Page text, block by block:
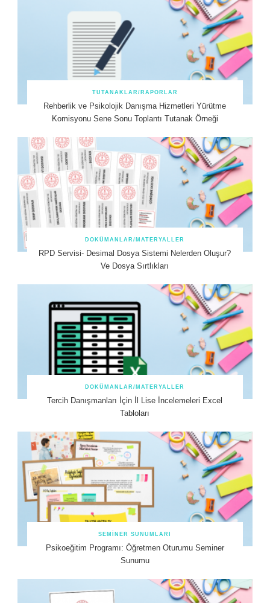
TUTANAKLAR/RAPORLAR
Rehberlik ve Psikolojik Danışma Hizmetleri Yürütme
Komisyonu Sene Sonu Toplantı Tutanak Örneği
DOKÜMANLAR/MATERYALLER
RPD Servisi- Desimal Dosya Sistemi Nelerden Oluşur?
Ve Dosya Sırtlıkları
DOKÜMANLAR/MATERYALLER
Tercih Danışmanları İçin İl Lise İncelemeleri Excel
Tabloları
SEMINER SUNUMLARI
Psikoeğitim Programı: Öğretmen Oturumu Seminer
Sunumu